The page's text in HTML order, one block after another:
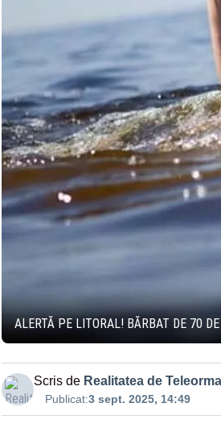
ALERTĂ PE LITORAL! BĂRBAT DE 70
Scris de Realitatea de
Publicat:3 sept. 2025, 14:49